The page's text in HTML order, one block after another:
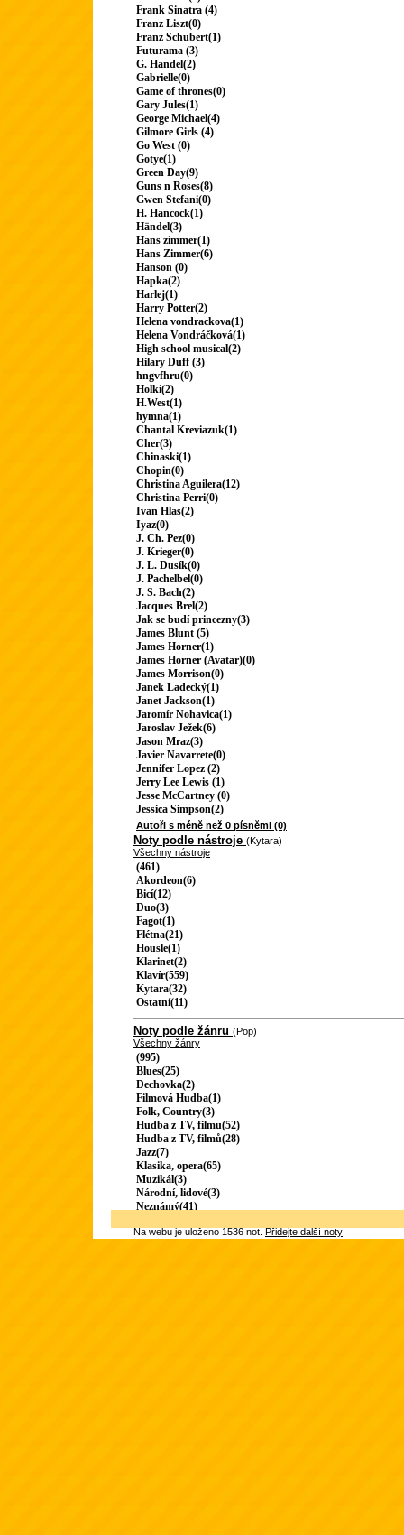
Frank Sinatra (4)
Franz Liszt(0)
Franz Schubert(1)
Futurama (3)
G. Handel(2)
Gabrielle(0)
Game of thrones(0)
Gary Jules(1)
George Michael(4)
Gilmore Girls (4)
Go West (0)
Gotye(1)
Green Day(9)
Guns n Roses(8)
Gwen Stefani(0)
H. Hancock(1)
Händel(3)
Hans zimmer(1)
Hans Zimmer(6)
Hanson (0)
Hapka(2)
Harlej(1)
Harry Potter(2)
Helena vondrackova(1)
Helena Vondráčková(1)
High school musical(2)
Hilary Duff (3)
hngvfhru(0)
Holki(2)
H.West(1)
hymna(1)
Chantal Kreviazuk(1)
Cher(3)
Chinaski(1)
Chopin(0)
Christina Aguilera(12)
Christina Perri(0)
Ivan Hlas(2)
Iyaz(0)
J. Ch. Pez(0)
J. Krieger(0)
J. L. Dusík(0)
J. Pachelbel(0)
J. S. Bach(2)
Jacques Brel(2)
Jak se budí princezny(3)
James Blunt (5)
James Horner(1)
James Horner (Avatar)(0)
James Morrison(0)
Janek Ladecký(1)
Janet Jackson(1)
Jaromír Nohavica(1)
Jaroslav Ježek(6)
Jason Mraz(3)
Javier Navarrete(0)
Jennifer Lopez (2)
Jerry Lee Lewis (1)
Jesse McCartney (0)
Jessica Simpson(2)
Autoři s méně než 0 písněmi (0)
Noty podle nástroje (Kytara)
Všechny nástroje
(461)
Akordeon(6)
Bicí(12)
Duo(3)
Fagot(1)
Flétna(21)
Housle(1)
Klarinet(2)
Klavír(559)
Kytara(32)
Ostatní(11)
Noty podle žánru (Pop)
Všechny žánry
(995)
Blues(25)
Dechovka(2)
Filmová Hudba(1)
Folk, Country(3)
Hudba z TV, filmu(52)
Hudba z TV, filmů(28)
Jazz(7)
Klasika, opera(65)
Muzikál(3)
Národní, lidové(3)
Neznámý(41)
Na webu je uloženo 1536 not.Přidejte další noty